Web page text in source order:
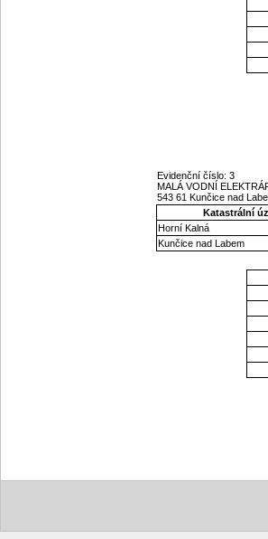
Evidenční číslo: 3
MALÁ VODNÍ
543 61 Kunčice nad
Katastrální
Horní Kalná
Kunčice nad Labem